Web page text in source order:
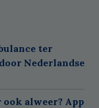
ter
Nederlandse
ook alweer? App